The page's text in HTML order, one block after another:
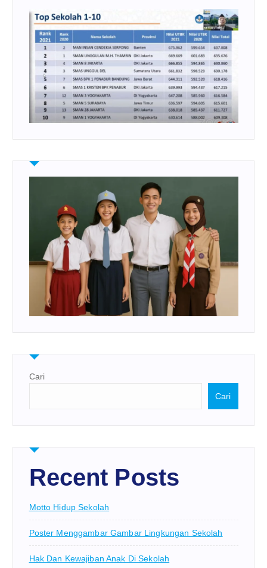
Cari
Cari
Recent Posts
Motto Hidup Sekolah
Poster Menggambar Gambar Lingkungan Sekolah
Hak Dan Kewajiban Anak Di Sekolah